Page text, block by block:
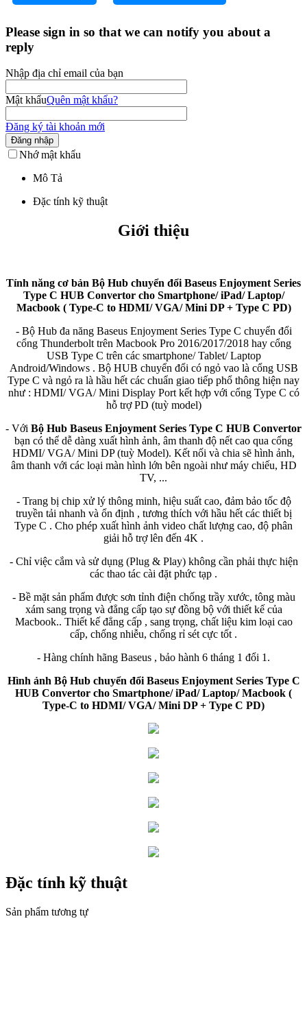
Please sign in so that we can notify you about a
reply
Nhập địa chỉ email của bạn
Mật khẩuQuên mật khẩu?
Đăng ký tài khoản mới
Đăng nhập
Nhớ mật khẩu
Mô Tả
Đặc tính kỹ thuật
Giới thiệu
Tính năng cơ bản Bộ Hub chuyển đổi Baseus Enjoyment Series
Type C HUB Convertor cho Smartphone/ iPad/ Laptop/
Macbook ( Type-C to HDMI/ VGA/ Mini DP + Type C PD)
- Bộ Hub đa năng Baseus Enjoyment Series Type C chuyển đổi
cổng Thunderbolt trên Macbook Pro 2016/2017/2018 hay cổng
USB Type C trên các smartphone/ Tablet/ Laptop
Android/Windows . Bộ HUB chuyển đổi có ngỏ vao là cổng USB
Type C và ngỏ ra là hầu hết các chuẩn giao tiếp phổ thông hiện nay
như : HDMI/ VGA/ Mini Display Port kết hợp với cổng Type C có
hỗ trợ PD (tuỳ model)
- Với Bộ Hub Baseus Enjoyment Series Type C HUB Convertor
bạn có thể dễ dàng xuất hình ảnh, âm thanh độ nết cao qua cổng
HDMI/ VGA/ Mini DP (tuỳ Model). Kết nối và chia sẽ hình ảnh,
âm thanh với các loại màn hình lớn bên ngoài như máy chiếu, HD
TV, ...
- Trang bị chip xử lý thông minh, hiệu suất cao, đảm bảo tốc độ
truyền tải nhanh và ổn định , tương thích với hầu hết các thiết bị
Type C . Cho phép xuất hình ảnh video chất lượng cao, độ phân
giải hỗ trợ lên đến 4K .
- Chỉ việc cắm và sử dụng (Plug & Play) không cần phải thực hiện
các thao tác cài đặt phức tạp .
- Bề mặt sản phẩm được sơn tỉnh điện chống trầy xước, tông màu
xám sang trọng và đẳng cấp tạo sự đồng bộ với thiết kế của
Macbook.. Thiết kế đẳng cấp , sang trọng, chất liệu kim loại cao
cấp, chống nhiễu, chống rỉ sét cực tốt .
- Hàng chính hãng Baseus , bảo hành 6 tháng 1 đổi 1.
Hình ảnh Bộ Hub chuyển đổi Baseus Enjoyment Series Type C
HUB Convertor cho Smartphone/ iPad/ Laptop/ Macbook (
Type-C to HDMI/ VGA/ Mini DP + Type C PD)
Đặc tính kỹ thuật
Sản phẩm tương tự